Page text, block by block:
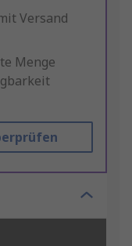
Versand
Menge